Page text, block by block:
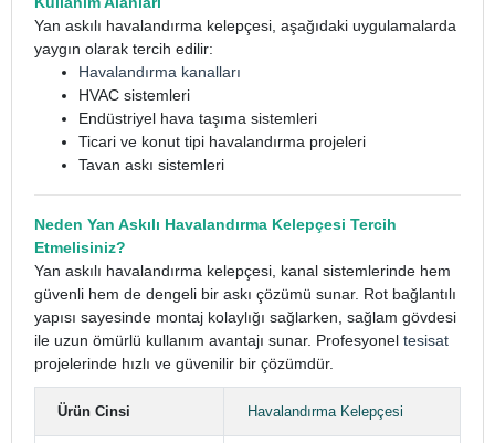
Yan askılı havalandırma kelepçesi, aşağıdaki uygulamalarda
yaygın olarak tercih edilir:
Havalandırma kanalları
HVAC sistemleri
Endüstriyel hava taşıma sistemleri
Ticari ve konut tipi havalandırma projeleri
Tavan askı sistemleri
Neden Yan Askılı Havalandırma Kelepçesi Tercih
Etmelisiniz?
Yan askılı havalandırma kelepçesi, kanal sistemlerinde hem
güvenli hem de dengeli bir askı çözümü sunar. Rot bağlantılı
yapısı sayesinde montaj kolaylığı sağlarken, sağlam gövdesi
ile uzun ömürlü kullanım avantajı sunar. Profesyonel tesisat
projelerinde hızlı ve güvenilir bir çözümdür.
Ürün Cinsi Havalandırma Kelepçesi